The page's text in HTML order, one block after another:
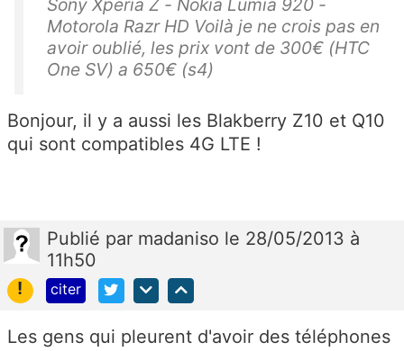
Motorola Razr HD Voilà je ne crois pas en
avoir oublié, les prix vont de 300€ (HTC
One SV) a 650€ (s4)
Bonjour, il y a aussi les Blakberry Z10 et Q10
qui sont compatibles 4G LTE !
Publié par madaniso le 28/05/2013 à
11h50
!
citer
Les gens qui pleurent d'avoir des téléphones